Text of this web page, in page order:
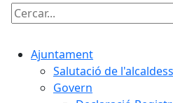
Cercar:
Ajuntament
Salutació de
Govern